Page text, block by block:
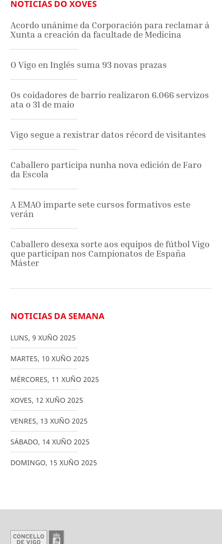
NOTICIAS DO XOVES
Acordo unánime da Corporación para reclamar á
Xunta a creación da facultade de Medicina
O Vigo en Inglés suma 93 novas prazas
Os coidadores de barrio realizaron 6.066 servizos
ata o 31 de maio
Vigo segue a rexistrar datos récord de visitantes
Caballero participa nunha nova edición de Faro
da Escola
A EMAO imparte sete cursos formativos este
verán
Caballero desexa sorte aos equipos de fútbol Vigo
que participan nos Campionatos de España
Máster
NOTICIAS DA SEMANA
LUNS, 9 XUÑO 2025
MARTES, 10 XUÑO 2025
MÉRCORES, 11 XUÑO 2025
XOVES, 12 XUÑO 2025
VENRES, 13 XUÑO 2025
SÁBADO, 14 XUÑO 2025
DOMINGO, 15 XUÑO 2025